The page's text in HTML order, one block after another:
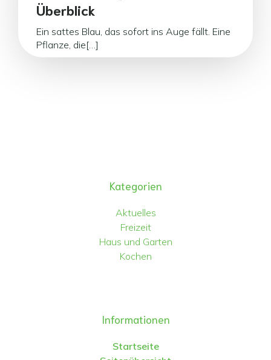
Überblick
Ein sattes Blau, das sofort ins Auge fällt. Eine
Pflanze, die[…]
Kategorien
Aktuelles
Freizeit
Haus und Garten
Kochen
Informationen
Startseite